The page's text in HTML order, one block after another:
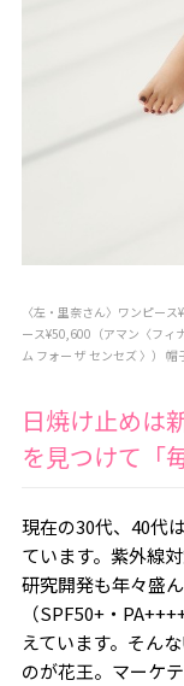
〈左・里奈さん〉ワンピー
ース¥50,600（アマン〈フィ
ム フォー ザ センセズ 〉）
日焼け止めは
を見つけて「
現在の30代、40代
ています。紫外線
研究開発も年々盛
（SPF50+・
えています。そん
のが花王。マーケ